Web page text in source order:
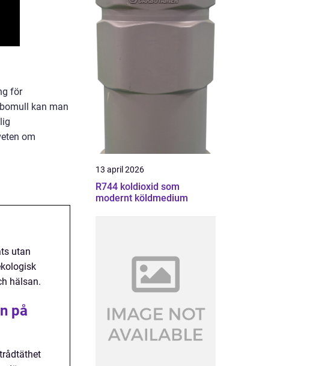
för
kan man
om
utan
hälsan.
på
13 april 2026
R744 koldioxid som
modernt köldmedium